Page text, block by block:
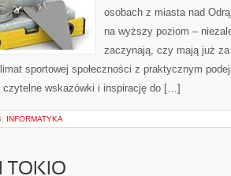
osobach z miasta nad
na wyższy poziom –
zaczynają, czy mają już
sportowej społeczności z praktycznym
czytelne wskazówki i inspirację do […]
INFORMATYKA
TOKIO